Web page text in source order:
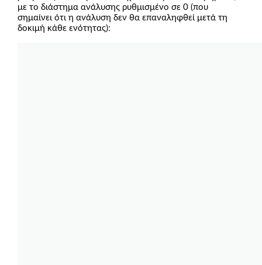
με το διάστημα ανάλυσης ρυθμισμένο σε 0 (που
σημαίνει ότι η ανάλυση δεν θα επαναληφθεί μετά τη
δοκιμή κάθε ενότητας):